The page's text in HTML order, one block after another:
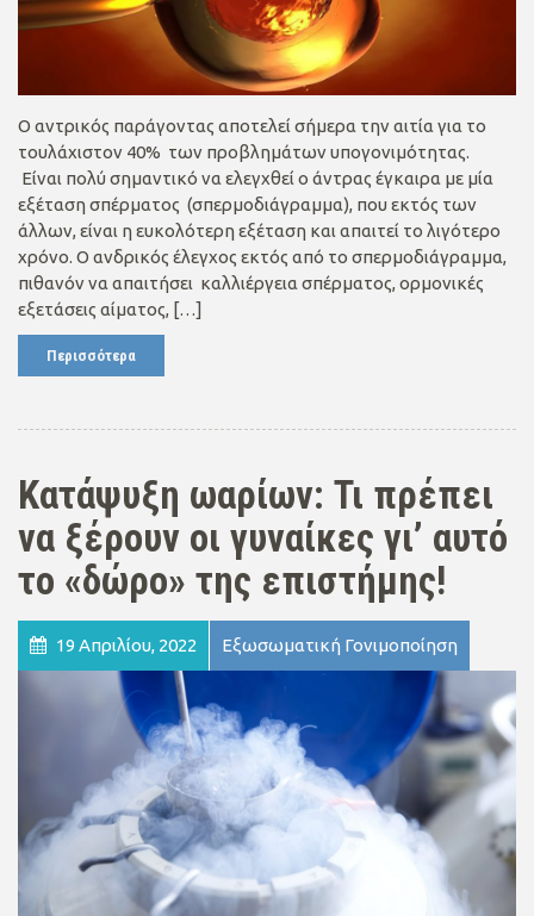
Ο αντρικός παράγοντας αποτελεί σήμερα την αιτία για το
τουλάχιστον 40% των προβλημάτων υπογονιμότητας.
Είναι πολύ σημαντικό να ελεγχθεί ο άντρας έγκαιρα με μία
εξέταση σπέρματος (σπερμοδιάγραμμα), που εκτός των
άλλων, είναι η ευκολότερη εξέταση και απαιτεί το λιγότερο
χρόνο. Ο ανδρικός έλεγχος εκτός από το σπερμοδιάγραμμα,
πιθανόν να απαιτήσει καλλιέργεια σπέρματος, ορμονικές
εξετάσεις αίματος, […]
Περισσότερα
Κατάψυξη ωαρίων: Τι πρέπει
να ξέρουν οι γυναίκες γι’ αυτό
το «δώρο» της επιστήμης!
19 Απριλίου, 2022 Εξωσωματική Γονιμοποίηση